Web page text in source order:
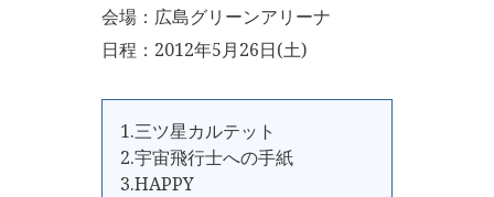
会場：広島グリーンアリーナ
日程：2012年5月26日(土)
1.三ツ星カルテット
2.宇宙飛行士への手紙
3.HAPPY